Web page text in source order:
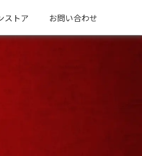
ストア お問い合わせ